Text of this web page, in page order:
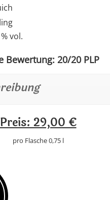
vol.
Bewertung: 20/20 PLP
Preis: 29,00 €
pro Flasche 0,75 l